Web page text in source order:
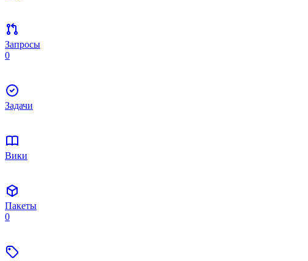
Запросы
0
Задачи
Вики
Пакеты
0